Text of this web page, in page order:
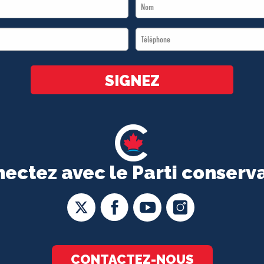
avec le Parti
CONTACTEZ-NOUS
Last
Name
Téléphone
*
SIGNEZ